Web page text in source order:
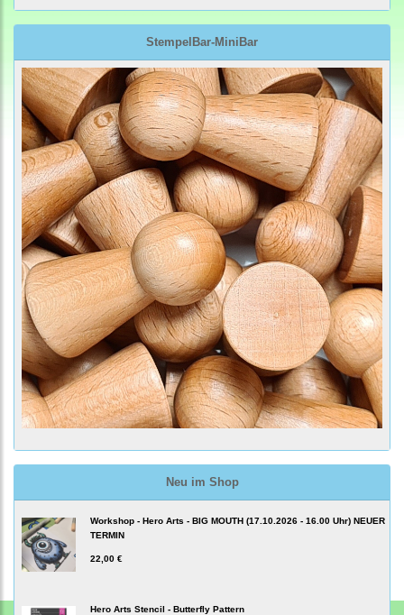
StempelBar-MiniBar
Neu im Shop
Workshop - Hero Arts - BIG MOUTH (17.10.2026 - 16.00 Uhr) NEUER
TERMIN
22,00 €
Hero Arts Stencil - Butterfly Pattern